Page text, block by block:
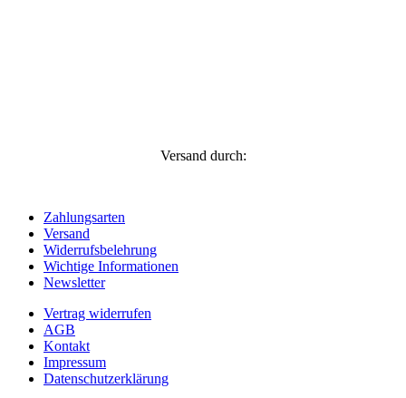
Versand durch:
Zahlungsarten
Versand
Widerrufsbelehrung
Wichtige Informationen
Newsletter
Vertrag widerrufen
AGB
Kontakt
Impressum
Datenschutzerklärung